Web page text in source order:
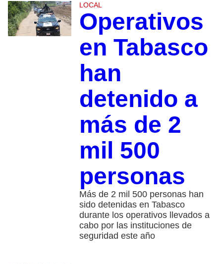
LOCAL
Operativos
en Tabasco
han
detenido a
más de 2
mil 500
personas
Más de 2 mil 500 personas han
sido detenidas en Tabasco
durante los operativos llevados a
cabo por las instituciones de
seguridad este año